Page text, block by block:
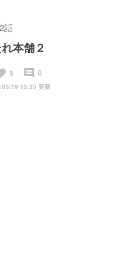
話
本舗２
9 insert_comment 0
03/19 15:35 更新